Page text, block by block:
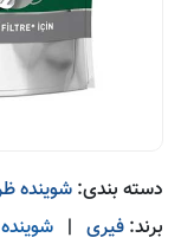
دسته بندی: شوینده
برند: فیری |